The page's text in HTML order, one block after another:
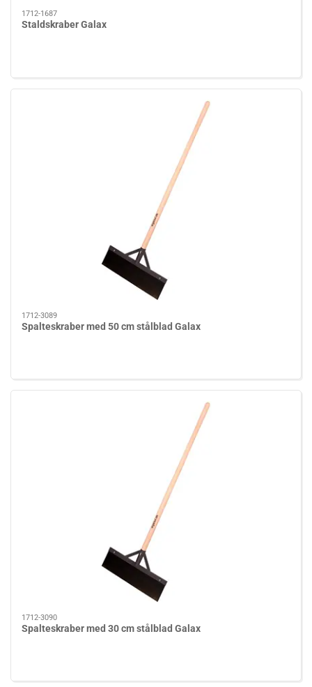
1712-1687
Staldskraber Galax
1712-3089
Spalteskraber med 50 cm stålblad Galax
1712-3090
Spalteskraber med 30 cm stålblad Galax